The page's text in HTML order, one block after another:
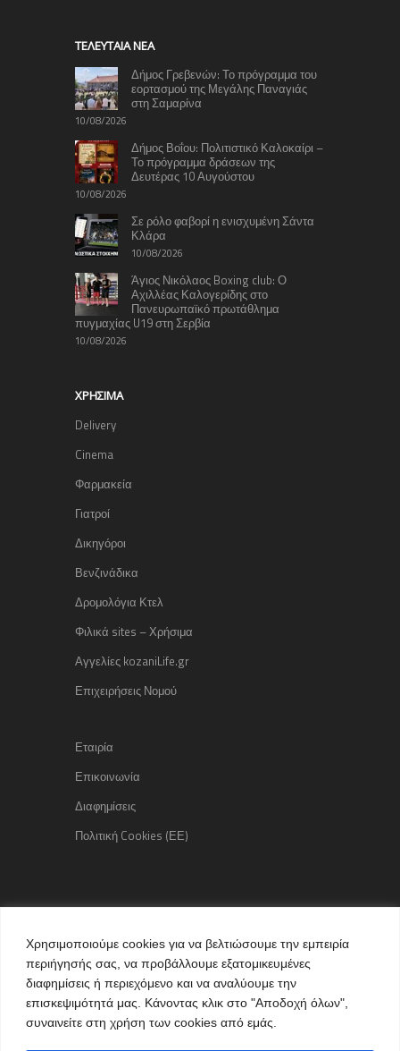
Χρησιμοποιούμε cookies για να βελτιώσουμε την εμπειρία
περιήγησής σας, να προβάλλουμε εξατομικευμένες
διαφημίσεις ή περιεχόμενο και να αναλύουμε την
επισκεψιμότητά μας. Κάνοντας κλικ στο "Αποδοχή όλων",
συναινείτε στη χρήση των cookies από εμάς.
TΕΛΕΥΤΑΊΑ ΝΈΑ
Δήμος Γρεβενών: Το πρόγραμμα του
εορτασμού της Μεγάλης Παναγιάς
στη Σαμαρίνα
10/08/2026
Δήμος Βοΐου: Πολιτιστικό Καλοκαίρι –
Το πρόγραμμα δράσεων της
Δευτέρας 10 Αυγούστου
10/08/2026
Σε ρόλο φαβορί η ενισχυμένη Σάντα
Κλάρα
10/08/2026
Άγιος Νικόλαος Boxing club: Ο
Αχιλλέας Καλογερίδης στο
Πανευρωπαϊκό πρωτάθλημα
πυγμαχίας U19 στη Σερβία
10/08/2026
ΧΡΉΣΙΜΑ
Delivery
Cinema
Φαρμακεία
Γιατροί
Δικηγόροι
Βενζινάδικα
Δρομολόγια Κτελ
Φιλικά sites – Χρήσιμα
Αγγελίες kozaniLife.gr
Επιχειρήσεις Νομού
Εταιρία
Επικοινωνία
Διαφημίσεις
Πολιτική Cookies (ΕΕ)
Copyright © 2015 kozaniLife.gr
All Rights reserved
Internet Services & Advertisement
by kozaniLife.gr